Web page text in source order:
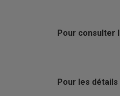
Pour consulter
Pour les détails